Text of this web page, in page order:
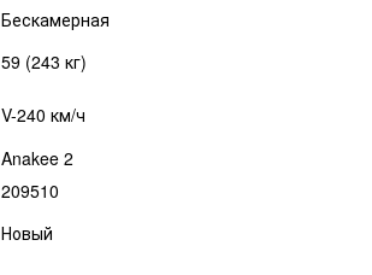
Бескамерная
59 (243 кг)
V-240 км/ч
Anakee 2
209510
Новый